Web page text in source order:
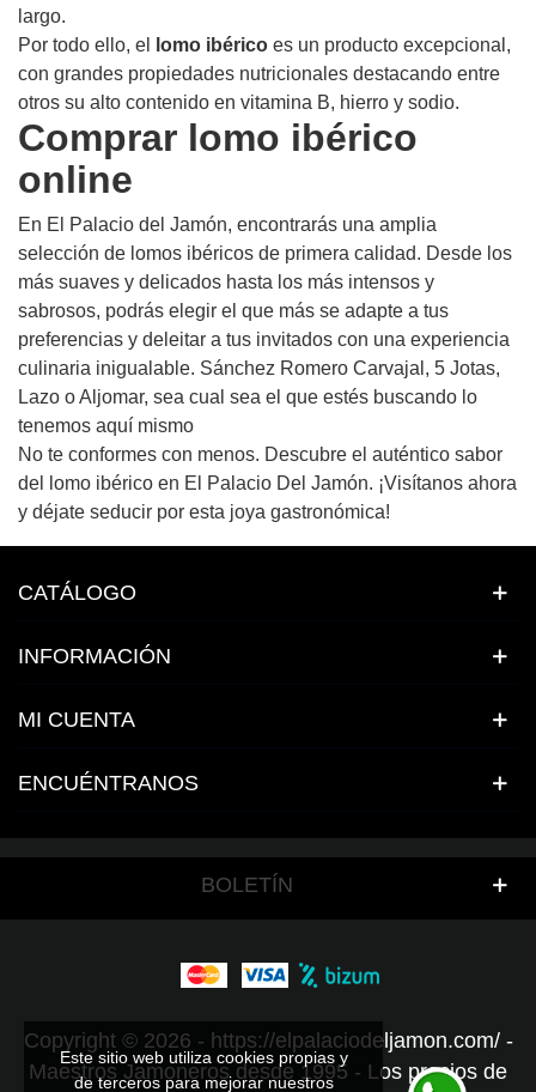
largo.
Por todo ello, el
lomo ibérico es un producto excepcional,
con grandes propiedades nutricionales destacando entre
otros su alto contenido en vitamina B, hierro y sodio.
Comprar lomo ibérico
online
En El Palacio del Jamón, encontrarás una amplia
selección de lomos ibéricos de primera calidad. Desde los
más suaves y delicados hasta los más intensos y
sabrosos, podrás elegir el que más se adapte a tus
preferencias y deleitar a tus invitados con una experiencia
culinaria inigualable. Sánchez Romero Carvajal, 5 Jotas,
Lazo o Aljomar, sea cual sea el que estés buscando lo
tenemos aquí mismo
No te conformes con menos. Descubre el auténtico sabor
del lomo ibérico en El Palacio Del Jamón. ¡Visítanos ahora
y déjate seducir por esta joya gastronómica!
CATÁLOGO
INFORMACIÓN
MI CUENTA
ENCUÉNTRANOS
Este sitio web utiliza cookies propias y
de terceros para mejorar nuestros
BOLETÍN
Copyright © 2026 - https://elpalaciodeljamon.com/ -
Maestros Jamoneros desde 1995 - Los precios de